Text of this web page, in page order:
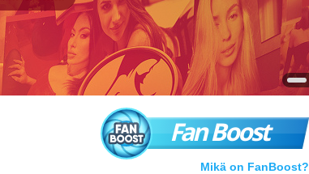
Fan Boost
Mikä on FanBoost?